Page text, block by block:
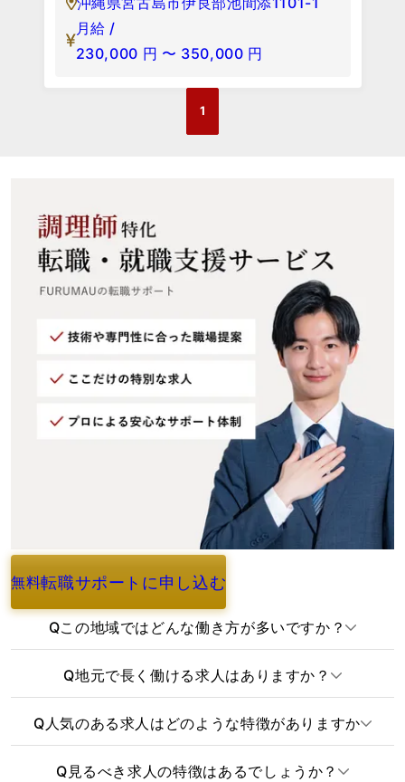
月給 /
230,000 円 〜 350,000 円
1
無料転職サポートに申し込む
よくあるご質問
Qこの地域ではどんな働き方が多いですか？
Q地元で長く働ける求人はありますか？
Q人気のある求人はどのような特徴がありますか
Q 見るべき求人の特徴はあるでしょうか？